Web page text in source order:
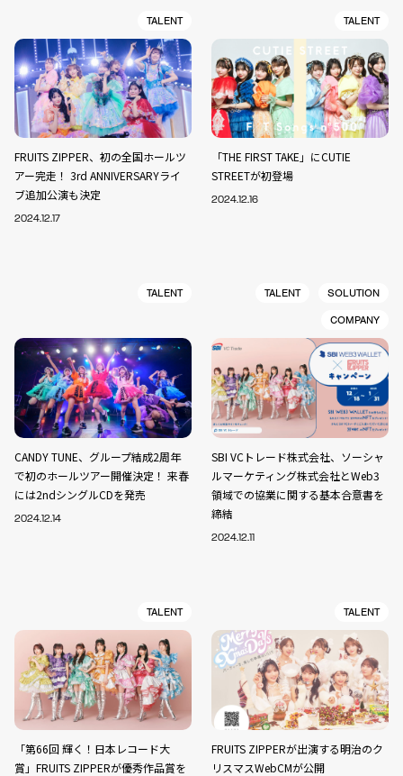
TALENT
FRUITS ZIPPER、初の全国ホールツ
アー完走！ 3rd ANNIVERSARYライ
ブ追加公演も決定
2024.12.17
TALENT
「THE FIRST TAKE」にCUTIE
STREETが初登場
2024.12.16
TALENT
CANDY TUNE、グループ結成2周年
で初のホールツアー開催決定！ 来春
には2ndシングルCDを発売
2024.12.14
TALENT
SOLUTION
COMPANY
SBI VCトレード株式会社、ソーシャ
ルマーケティング株式会社とWeb3
領域での協業に関する基本合意書を
締結
2024.12.11
TALENT
「第66回 輝く！日本レコード大
賞」FRUITS ZIPPERが優秀作品賞を
TALENT
FRUITS ZIPPERが出演する明治のク
リスマスWebCMが公開